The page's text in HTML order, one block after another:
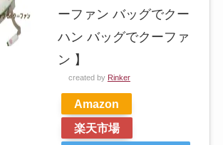
ーファン バッグでクー
ハン バッグでクーファ
ン 】
created by Rinker
Amazon
楽天市場